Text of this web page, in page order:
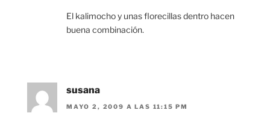
El kalimocho y unas florecillas dentro hacen
buena combinación.
susana
MAYO 2, 2009 A LAS 11:15 PM